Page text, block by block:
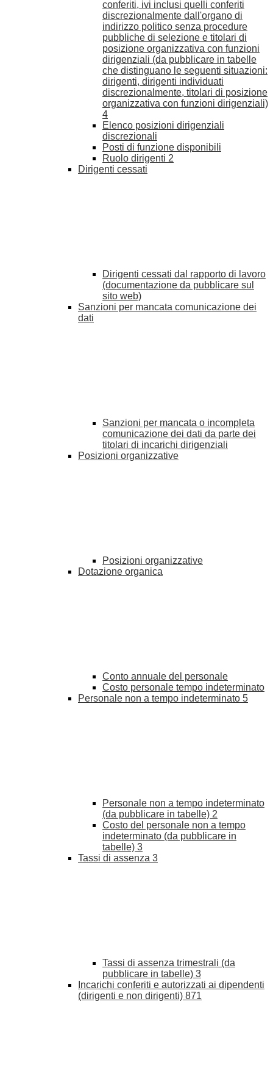
conferiti, ivi inclusi quelli conferiti
discrezionalmente dall'organo di
indirizzo politico senza procedure
pubbliche di selezione e titolari di
posizione organizzativa con funzioni
dirigenziali (da pubblicare in tabelle
che distinguano le seguenti situazioni:
dirigenti, dirigenti individuati
discrezionalmente, titolari di posizione
organizzativa con funzioni dirigenziali)
4
Elenco posizioni dirigenziali
discrezionali
Posti di funzione disponibili
Ruolo dirigenti 2
Dirigenti cessati
Dirigenti cessati dal rapporto di lavoro
(documentazione da pubblicare sul
sito web)
Sanzioni per mancata comunicazione dei
dati
Sanzioni per mancata o incompleta
comunicazione dei dati da parte dei
titolari di incarichi dirigenziali
Posizioni organizzative
Posizioni organizzative
Dotazione organica
Conto annuale del personale
Costo personale tempo indeterminato
Personale non a tempo indeterminato 5
Personale non a tempo indeterminato
(da pubblicare in tabelle) 2
Costo del personale non a tempo
indeterminato (da pubblicare in
tabelle) 3
Tassi di assenza 3
Tassi di assenza trimestrali (da
pubblicare in tabelle) 3
Incarichi conferiti e autorizzati ai dipendenti
(dirigenti e non dirigenti) 871